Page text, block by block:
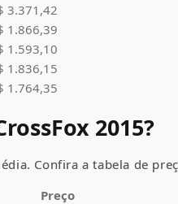
3.371,42
1.866,39
1.593,10
1.836,15
1.764,35
2015?
Confira a tabela de
Preço